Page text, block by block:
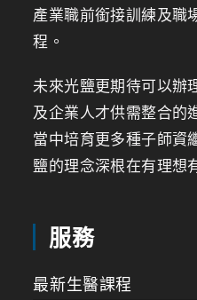
產業職前銜接訓練及職
程。
未來光鹽更期待可以辦
及企業人才供需整合的
當中培育更多種子師資
鹽的理念深根在有理想
服務
最新生醫課程